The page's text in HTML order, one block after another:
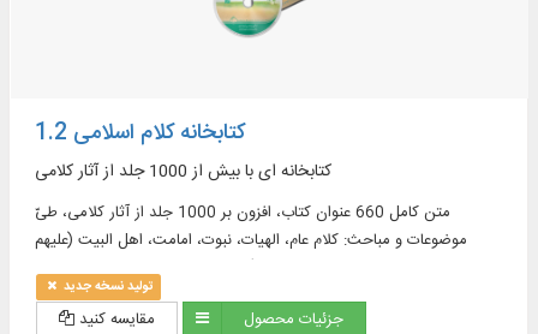
کتابخانه کلام اسلامی 1.2
کتابخانه ای با بیش از 1000 جلد از آثار کلامی
متن کامل 660 عنوان کتاب، افزون بر 1000 جلد از آثار کلامی، طیّ
موضوعات و مباحث: کلام عام، الهیات، نبوت، امامت، اهل البیت (علیهم
تولید نسخه جدید
مقایسه کنید جزئیات محصول